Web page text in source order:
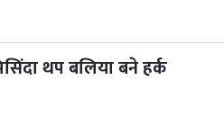
थप बलिया बने हर्क